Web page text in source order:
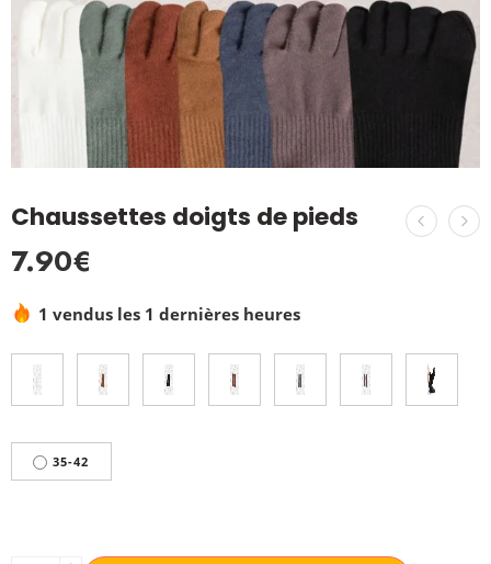
Chaussettes doigts de pieds
7.90€
1 vendus les 1 dernières heures
35-42